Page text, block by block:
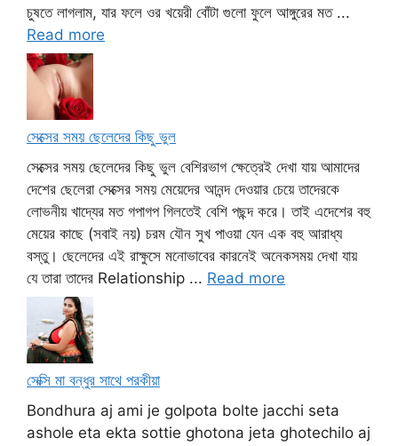
চুষতে লাগলাম, যার ফলে ওর খয়েরী বোঁটা গুলো ফুলে আঙ্গুরের মত ...
Read more
সেক্সের সময় ছেলেদের কিছু ভুল
সেক্সের সময় ছেলেদের কিছু ভুল বেশিরভাগ ক্ষেত্রেই দেখা যায় আমাদের
দেশের ছেলেরা সেক্সের সময় মেয়েদের আনন্দ দেওয়ার চেয়ে তাদেরকে
লোভনীয় খাদ্যের মত গপাগপ গিলতেই বেশি পছন্দ করে। তাই এদেশের বহু
মেয়ের কাছে (সবাই নয়) চরম যৌন সুখ পাওয়া যেন এক বহু আরাধ্য
বস্তু। ছেলেদের এই রাক্ষুসে মনোভাবের কারনেই অনেকসময় দেখা যায়
যে তারা তাদের Relationship ... Read more
সেক্সি মা বন্ধুর সাথে পরকীয়া
Bondhura aj ami je golpota bolte jacchi seta
ashole eta ekta sottie ghotona jeta ghotechilo aj